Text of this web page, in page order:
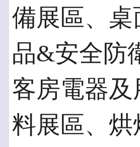
備展區、
品&安全防
客房電器
料展區、